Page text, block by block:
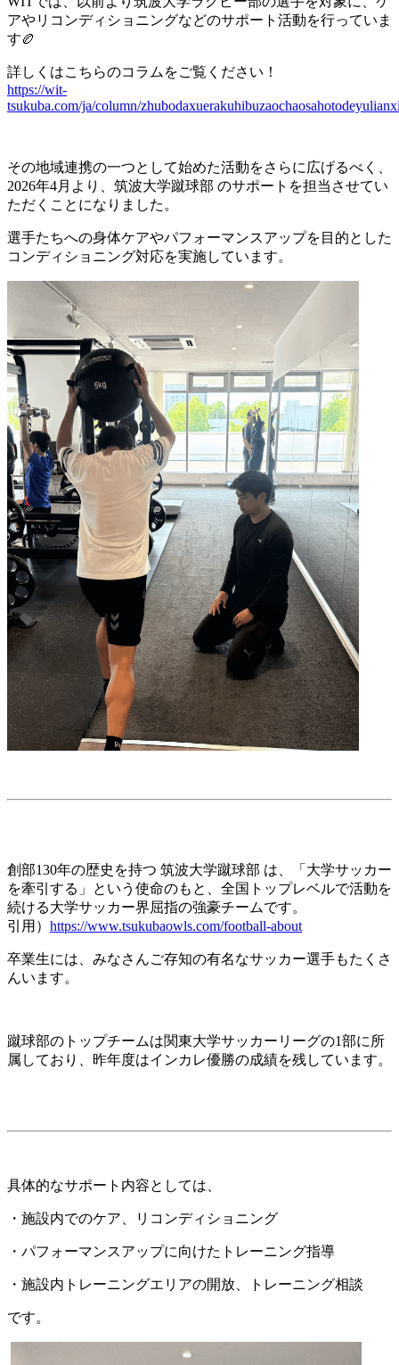
アやリコンディショニングなどのサポート活動を行っていま
す🏉
詳しくはこちらのコラムをご覧ください！
https://wit-
tsukuba.com/ja/column/
その地域連携の一つとして始めた活動をさらに広げるべく、
2026年4月より、筑波大学蹴球部 のサポートを担当させてい
ただくことになりました。
選手たちへの身体ケアやパフォーマンスアップを目的とした
コンディショニング対応を実施しています。
創部130年の歴史を持つ 筑波大学蹴球部 は、「大学サッカー
を牽引する」という使命のもと、全国トップレベルで活動を
続ける大学サッカー界屈指の強豪チームです。
引用） https://www.tsukubaowls.com/football-about
卒業生には、みなさんご存知の有名なサッカー選手もたくさ
んいます。
蹴球部のトップチームは関東大学サッカーリーグの1部に所
属しており、昨年度はインカレ優勝の成績を残しています。
具体的なサポート内容としては、
・施設内でのケア、リコンディショニング
・パフォーマンスアップに向けたトレーニング指導
・施設内トレーニングエリアの開放、トレーニング相談
です。